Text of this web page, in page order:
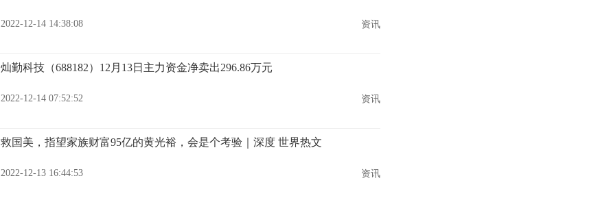
2022-12-14 14:38:08 资讯
灿勤科技（688182）12月13日主力资金净卖出296.86万元
2022-12-14 07:52:52 资讯
救国美，指望家族财富95亿的黄光裕，会是个考验｜深度 世界热文
2022-12-13 16:44:53 资讯